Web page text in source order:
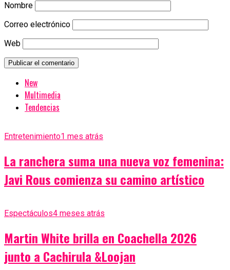
Nombre
Correo electrónico
Web
New
Multimedia
Tendencias
Entretenimiento1 mes atrás
La ranchera suma una nueva voz femenina:
Javi Rous comienza su camino artístico
Espectáculos4 meses atrás
Martin White brilla en Coachella 2026
junto a Cachirula &Loojan